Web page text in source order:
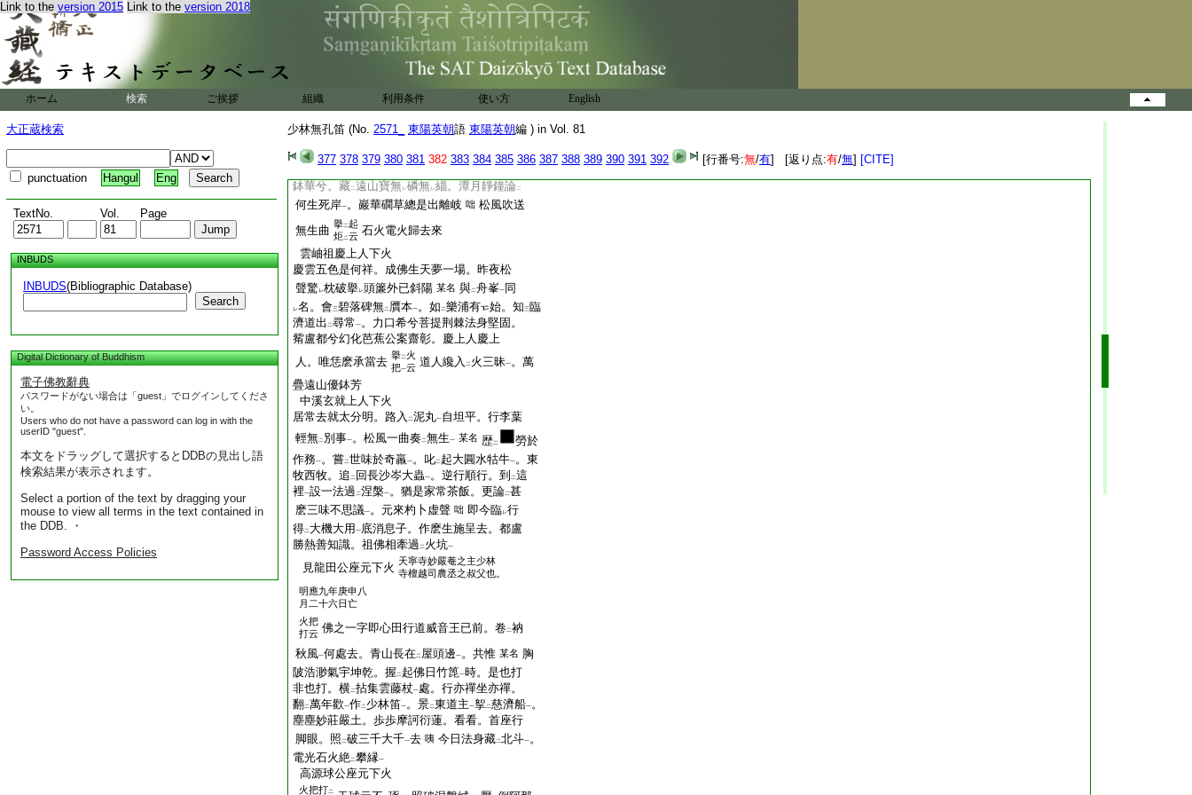
Link to the version 2015 Link to the version 2018
ホーム 検索 ご挨拶 組織 利用条件 使い方 English
大正蔵検索
punctuation Hangul Eng
TextNo. Vol. Page
INBUDS
INBUDS(Bibliographic Database)
Search
Digital Dictionary of Buddhism
電子佛教辭典
パスワードがない場合は「guest」でログインしてくださ
い。
Users who do not have a password can log in with the
userID "guest".
本文をドラッグして選択するとDDBの見出し語
検索結果が表示されます。
Select a portion of the text by dragging your
mouse to view all terms in the text contained in
the DDB. ・
Password Access Policies
少林無孔笛 (No. 2571_ 東陽英朝語 東陽英朝編 ) in Vol. 81
377 378 379 380 381 382 383 384 385 386 387 388 389 390 391 392 [行番号:無/有] [返り点:有/無] [CITE]
少林無孔笛卷之三
東陽和尚少林無孔笛卷之四
佛事下
投子主盟宗道者。再來今日見二闍梨一。黄金鑄
出轉身句。杜宇一聲殘月枝
平常朴實弗
鉢華兮。藏二遠山寶無レ磷無レ緇。潭月靜鐘論二
何生死岸一。巖華磵草總是出離岐 咄 松風吹送
無生曲 擧二起
炬二云 石火電火歸去來
雲岫祖慶上人下火
慶雲五色是何祥。成佛生天夢一場。昨夜松
聲驚レ枕破擧レ頭簾外已斜陽 某名 與二舟峯一 同
レ名。會三碧落碑無二 贋本一。如 二樂浦有 始。知三臨
濟道出 二尋常一。力口希兮菩提荆棘法身堅固。
觜盧都兮幻化芭蕉公案齋彰。慶上人慶上
人。唯恁麽承當去 擧二 火
把一云 道人纔入 二 火三昧一。萬
疊遠山優鉢芳
中溪玄就上人下火
居常去就太分明。路入 二泥丸一自坦平。行李葉
輕無二 別事一。松風一曲奏二無生一 某名 歴二
勞於
作務一。嘗二世味於奇羸一。叱二 起大圓水牯牛一。東
牧西牧。追 二 回長沙岑大蟲一。逆行順行。到 二這
裡一設一法過 二涅槃一。猶是家常茶飯。更論二甚
麽三味不思議一。元來杓卜虚聲 咄 即今臨レ行
得二 大機大用 一底消息子。作麽生施呈去。都盧
勝熱善知識。祖佛相牽過 二 火坑一
見龍田公座元下火 天寧寺妙嚴菴之主少林
寺檀越司農丞之叔父也。
明應九年庚申八
月二十六日亡
火把
打云 佛之一字即心田行道威音王已前。卷二衲
秋風一何處去。青山長在二 屋頭邊一。共惟 某名 胸
陂浩渺氣宇坤乾。握 二 起佛日竹箆一時。是也打
非也打。横二拈集雲藤杖一處。行亦禪坐亦禪。
翻二萬年歡一作二 少林笛一。景二東道主一挐二慈濟船一。
塵塵妙莊嚴土。歩歩摩訶衍蓮。看看。首座行
脚眼。照 二破三千大千一去 咦 今日法身藏二北斗一。
電光石火絶二攀縁一
高源球公座元下火
火把打二